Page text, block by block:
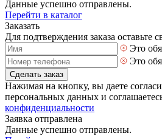
Данные успешно отправлены.
Перейти в каталог
Заказать
Для подтверждения заказа оставьте
Это
Это
Сделать заказ
Нажимая на кнопку, вы даете
персональных данных и
конфиденциальности
Заявка отправлена
Данные успешно отправлены.